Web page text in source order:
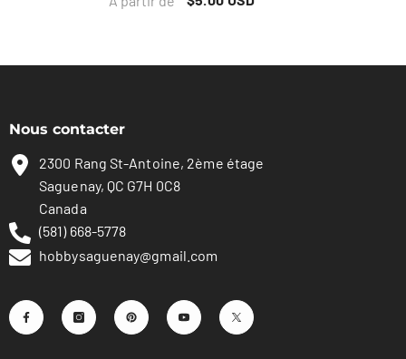
Nous contacter
2300 Rang St-Antoine, 2ème étage
Saguenay, QC G7H 0C8
Canada
(581) 668-5778
hobbysaguenay@gmail.com